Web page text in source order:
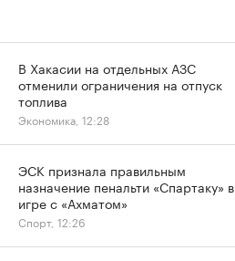
В Хакасии на отдельных АЗС
отменили ограничения на отпуск
топлива
Экономика, 12:28
ЭСК признала правильным
назначение пенальти «Спартаку» в
игре с «Ахматом»
Спорт, 12:26